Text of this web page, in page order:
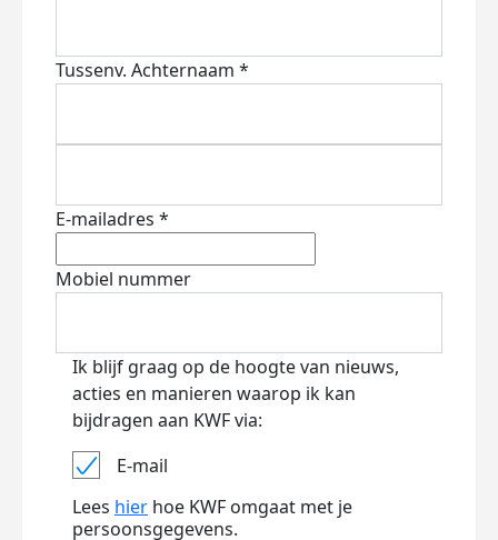
Tussenv. Achternaam *
E-mailadres *
Mobiel nummer
Ik blijf graag op de hoogte van nieuws,
acties en manieren waarop ik kan
bijdragen aan KWF via:
E-mail
Lees hier hoe KWF omgaat met je
persoonsgegevens.